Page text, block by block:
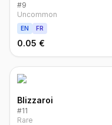
#9
Uncommon
EN FR
0.05 €
Blizzaroi
#11
Rare